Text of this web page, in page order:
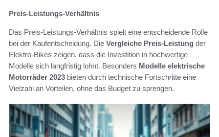
Preis-Leistungs-Verhältnis
Das Preis-Leistungs-Verhältnis spielt eine entscheidende Rolle
bei der Kaufentscheidung. Die Vergleiche Preis-Leistung der
Elektro-Bikes zeigen, dass die Investition in hochwertige
Modelle sich langfristig lohnt. Besonders Modelle elektrische
Motorräder 2023 bieten durch technische Fortschritte eine
Vielzahl an Vorteilen, ohne das Budget zu sprengen.